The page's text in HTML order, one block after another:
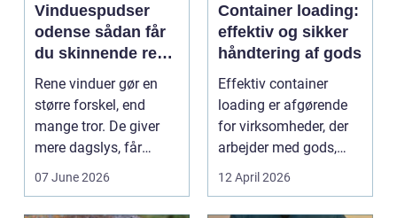
Vinduespudser
odense sådan får
du skinnende rene
ruder året rundt
Rene vinduer gør en
større forskel, end
mange tror. De giver
mere dagslys, får
07 June 2026
Container loading:
effektiv og sikker
håndtering af gods
Effektiv container
loading er afgørende
for virksomheder, der
arbejder med gods,
skrot eller ...
12 April 2026